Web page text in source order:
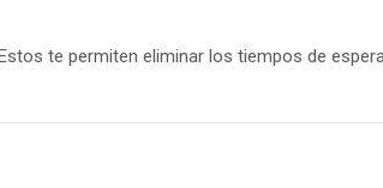
te permiten eliminar los tiempos de